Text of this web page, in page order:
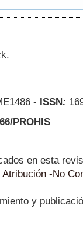
- ISSN:
PROHIS
en esta
-No
y